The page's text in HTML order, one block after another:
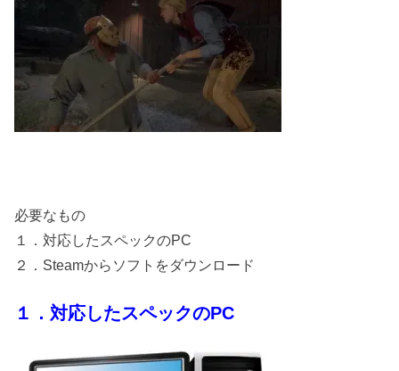
必要なもの
１．対応したスペックのPC
２．Steamからソフトをダウンロード
１．対応したスペックのPC